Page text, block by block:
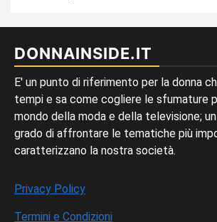
DONNAINSIDE.IT
E' un punto di riferimento per la donna
tempi e sa come cogliere le sfumature
mondo della moda e della televisione;
grado di affrontare le tematiche più
caratterizzano la nostra società.
Privacy Policy
Termini e Condizioni